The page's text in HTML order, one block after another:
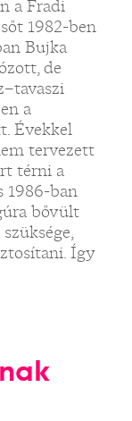
a Fradi
1982-ben
Bujka
de
a
Évekkel
tervezett
térni a
1986-ban
bővült
Így